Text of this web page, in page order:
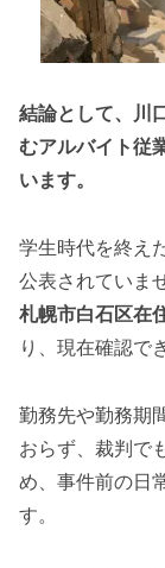
結論として、川
むアルバイト従
います。
学生時代を終え
公表されていま
札幌市白石区在
り、現在確認で
勤務先や勤務期
おらず、裁判で
め、事件前の日
す。